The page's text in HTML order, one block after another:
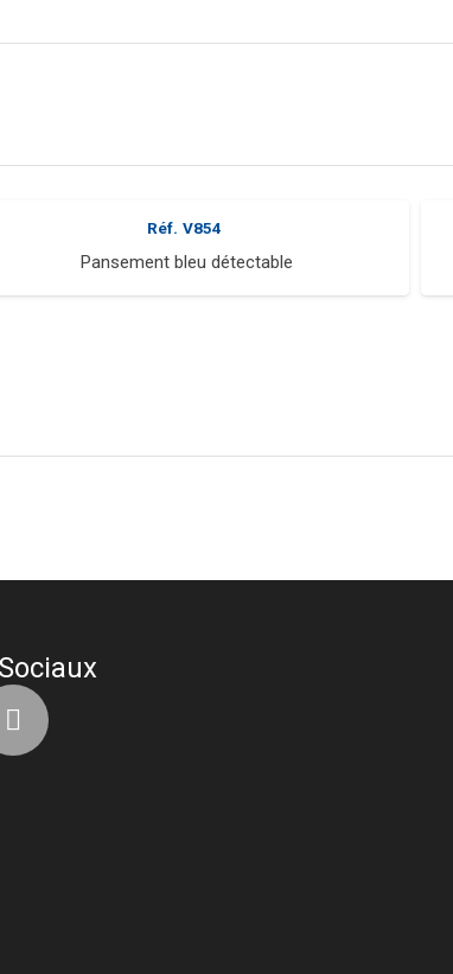
Réf. V854
Pansement bleu détectable